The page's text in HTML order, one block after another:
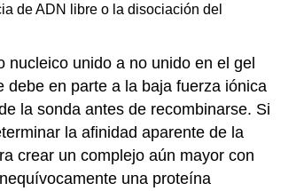
de ADN libre o la disociación del
unido a no unido en el gel
en parte a la baja fuerza iónica
la sonda antes de recombinarse. Si
la afinidad aparente de la
crear un complejo aún mayor con
una proteína